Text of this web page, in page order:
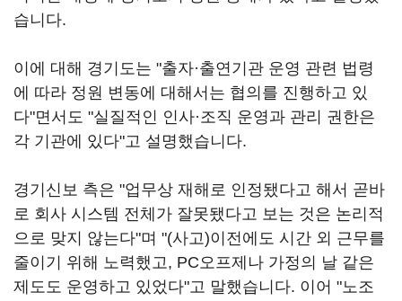
습니다.
이에 대해 경기도는 "출자·출연기관 운영 관련 법령
에 따라 정원 변동에 대해서는 협의를 진행하고 있
다"면서도 "실질적인 인사·조직 운영과 관리 권한은
각 기관에 있다"고 설명했습니다.
경기신보 측은 "업무상 재해로 인정됐다고 해서 곧바
로 회사 시스템 전체가 잘못됐다고 보는 것은 논리적
으로 맞지 않는다"며 "(사고)이전에도 시간 외 근무를
줄이기 위해 노력했고, PC오프제나 가정의 날 같은
제도도 운영하고 있었다"고 말했습니다. 이어 "노조